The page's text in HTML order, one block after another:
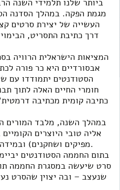
ביותר שלנו תלמידי השנה
מגמת הפקה. במהלך הסדנה
העשייה של יצירת סרטים
דרך כתיבת התסריט,
המציאות הישראלית הרוויה
אבסורדיים היא כר פורה
הסטודנטים יתמודדו עם
חומרי החיים האלה לתוך
כתיבה קומית מכתיבה
במהלך השנה, מלבד המורים
אליה טובי היוצרים
מפיקים ושחקנים) ובמידה ויתאפשר גם יוצרים מחו”ל.
בתום החממה הסטודנטים
סרט שיעשה במסגרת החממה
שנעצב – ובה יצוין שהסרט